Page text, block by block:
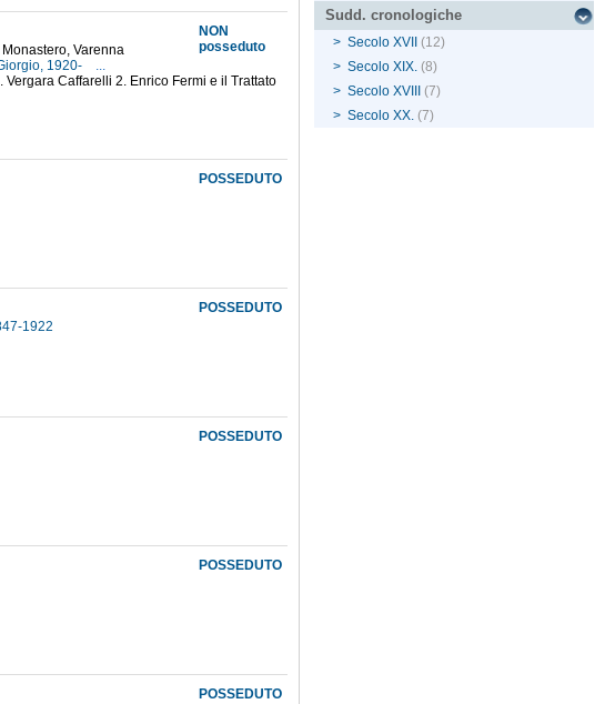
NON
posseduto
Varenna
1920-
...
Caffarelli 2. Enrico Fermi e il Trattato
POSSEDUTO
POSSEDUTO
1922
POSSEDUTO
POSSEDUTO
POSSEDUTO
Sudd. cronologiche
> Secolo XVII
(12)
> Secolo XIX. (8)
> Secolo XVIII
(7)
> Secolo XX. (7)